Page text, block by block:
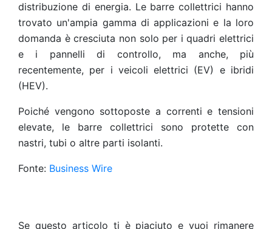
distribuzione di energia. Le barre collettrici hanno
trovato un'ampia gamma di applicazioni e la loro
domanda è cresciuta non solo per i quadri elettrici
e i pannelli di controllo, ma anche, più
recentemente, per i veicoli elettrici (EV) e ibridi
(HEV).
Poiché vengono sottoposte a correnti e tensioni
elevate, le barre collettrici sono protette con
nastri, tubi o altre parti isolanti.
Fonte: Business Wire
Se questo articolo ti è piaciuto e vuoi rimanere